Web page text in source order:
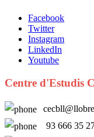
Facebook
Twitter
Instagram
LinkedIn
Youtube
Centre d'Estudis
93 666 35